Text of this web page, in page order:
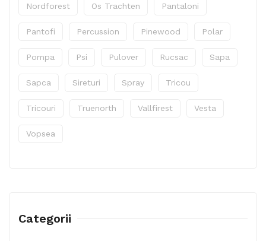
Nordforest Os Trachten Pantaloni
Pantofi Percussion Pinewood Polar
Pompa Psi Pulover Rucsac Sapa
Sapca Sireturi Spray Tricou
Tricouri Truenorth Vallfirest Vesta
Vopsea
Categorii